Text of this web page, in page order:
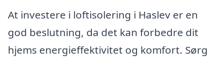
At investere i loftisolering i Haslev er en
god beslutning, da det kan forbedre dit
hjems energieffektivitet og komfort. Sørg